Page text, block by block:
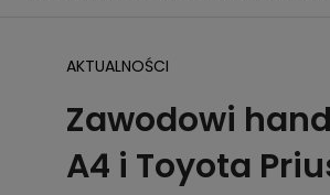
AKTUALNOŚCI
Zawodowi
A4 i Toyota